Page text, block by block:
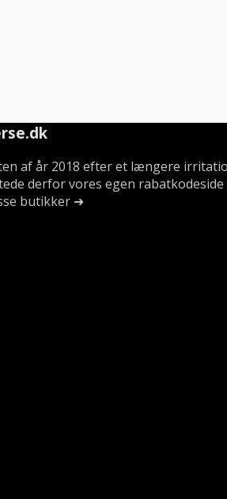
af år 2018 efter et længere
derfor vores egen
butikker ➜